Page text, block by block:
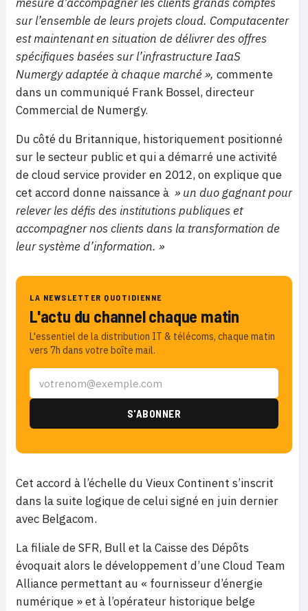
sur l’ensemble de leurs projets cloud. Computacenter
est maintenant en situation de délivrer des offres
spécifiques basées sur l’infrastructure IaaS
Numergy adaptée à chaque marché », commente
dans un communiqué Frank Bossel, directeur
Commercial de Numergy.
Du côté du Britannique, historiquement positionné
sur le secteur public et qui a démarré une activité
de cloud service provider en 2012, on explique que
cet accord donne naissance à » un duo gagnant pour
relever les défis des institutions publiques et
accompagner nos clients dans la transformation de
leur système d’information. »
LA NEWSLETTER QUOTIDIENNE
L'actu du channel chaque matin
L'essentiel de la distribution IT & télécoms, chaque matin
vers 7h dans votre boîte mail.
Cet accord à l’échelle du Vieux Continent s’inscrit
dans la suite logique de celui signé en juin dernier
avec Belgacom.
La filiale de SFR, Bull et la Caisse des Dépôts
évoquait alors le développement d’une Cloud Team
Alliance permettant au « fournisseur d’énergie
numérique » et à l’opérateur historique belge